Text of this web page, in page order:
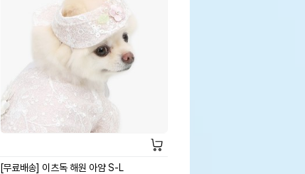
[무료배송] 이츠독 해원 아얌 S-L